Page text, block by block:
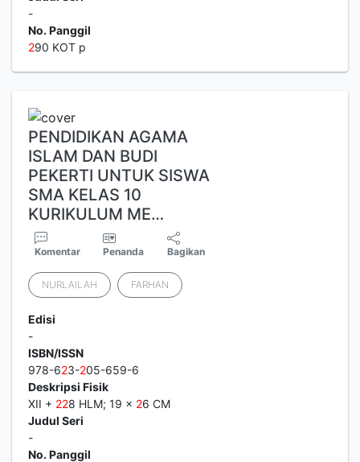
-
No. Panggil
290 KOT p
PENDIDIKAN AGAMA
ISLAM DAN BUDI
PEKERTI UNTUK SISWA
SMA KELAS 10
KURIKULUM ME…
Komentar Penanda Bagikan
NURLAILAH FARHAN
Edisi
-
ISBN/ISSN
978-623-205-659-6
Deskripsi Fisik
XII + 228 HLM; 19 x 26 CM
Judul Seri
-
No. Panggil